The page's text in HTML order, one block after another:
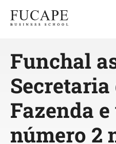
Funchal
Secretaria
Fazenda
número 2